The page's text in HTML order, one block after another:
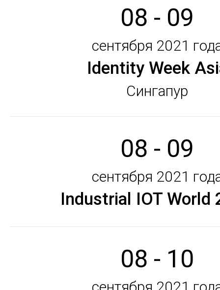
08 - 09
сентября 2021
Identity Week
Сингапур
08 - 09
сентября 2021
Industrial IOT World
08 - 10